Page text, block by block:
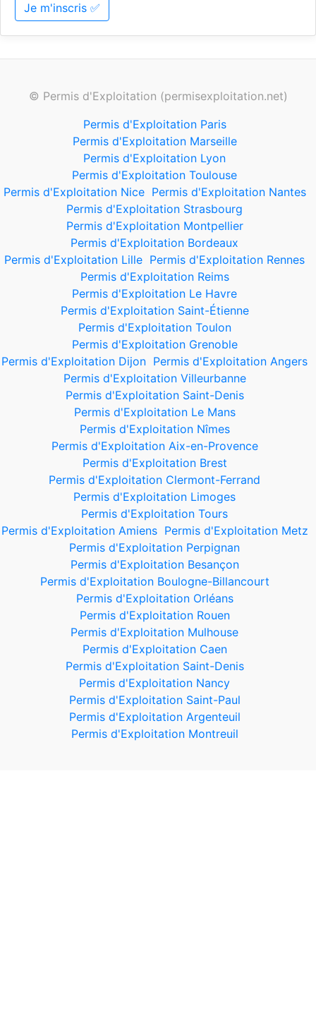
Je m'inscris ✅
© Permis d'Exploitation (permisexploitation.net)
Permis d'Exploitation Paris
Permis d'Exploitation Marseille
Permis d'Exploitation Lyon
Permis d'Exploitation Toulouse
Permis d'Exploitation Nice Permis d'Exploitation Nantes
Permis d'Exploitation Strasbourg
Permis d'Exploitation Montpellier
Permis d'Exploitation Bordeaux
Permis d'Exploitation Lille Permis d'Exploitation Rennes
Permis d'Exploitation Reims
Permis d'Exploitation Le Havre
Permis d'Exploitation Saint-Étienne
Permis d'Exploitation Toulon
Permis d'Exploitation Grenoble
Permis d'Exploitation Dijon Permis d'Exploitation Angers
Permis d'Exploitation Villeurbanne
Permis d'Exploitation Saint-Denis
Permis d'Exploitation Le Mans
Permis d'Exploitation Nîmes
Permis d'Exploitation Aix-en-Provence
Permis d'Exploitation Brest
Permis d'Exploitation Clermont-Ferrand
Permis d'Exploitation Limoges
Permis d'Exploitation Tours
Permis d'Exploitation Amiens Permis d'Exploitation Metz
Permis d'Exploitation Perpignan
Permis d'Exploitation Besançon
Permis d'Exploitation Boulogne-Billancourt
Permis d'Exploitation Orléans
Permis d'Exploitation Rouen
Permis d'Exploitation Mulhouse
Permis d'Exploitation Caen
Permis d'Exploitation Saint-Denis
Permis d'Exploitation Nancy
Permis d'Exploitation Saint-Paul
Permis d'Exploitation Argenteuil
Permis d'Exploitation Montreuil